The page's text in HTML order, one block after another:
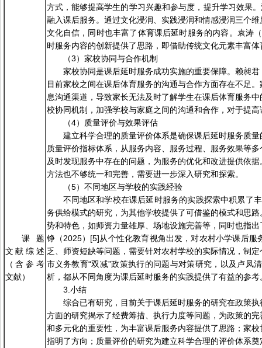
课题
文献综述
（含参考
文献）
方式，能够提高学生的学习兴趣和参与度，提升学习效果
融入课后服务。通过文化浸润、实践浸润和情感浸润三个
文化自信，同时也丰富了体育课后延时服务的内容。袁涛
时服务内容的创新提供了思路，即借助传统文化元素丰富
（3）家校协同与合作机制
家校协同是课后延时服务成功实施的重要保障。赖昶
目前家校之间在课后体育服务的沟通与合作方面存在不足
息沟通渠道，导致家长无法及时了解学生在课后体育服务
校协同机制，加强学校与家庭之间的沟通和合作，对于提
（4）质量评价与效果评估
建立科学合理的质量评价体系是确保课后延时服务质
质量评价指标体系，从服务内容、服务过程、服务效果等
及时发现服务中存在的问题，为服务的优化和改进提供依
方法也不够统一和完善，需要进一步深入研究和探索。
（5）不同地区与学校的实践经验
不同地区和学校在课后延时服务的实践探索中积累了
务供给模式的研究，为其他学校提供了可借鉴的模式和思
势和特色，如师资力量雄厚、场地设施完善等，同时也指
铮（2025）[5]从个性化教育视角出发，对农村小学课后
乏、师资短缺等问题，需要针对农村学校的实际情况，制
市义务教育“双减”政策执行的问题与对策研究，以及卢凤
析，都从不同角度为课后延时服务的实践提供了有益的参考
3.小结
综合已有研究，目前关于课后延时服务的研究在政策
方面的研究揭示了经费筹措、执行力度等问题，为政策的
和多元化的重要性，为丰富课后服务内容提供了思路；家
指明了方向；质量评价的研究为建立科学合理的评价体系奠